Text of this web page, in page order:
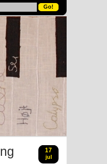
17
jul